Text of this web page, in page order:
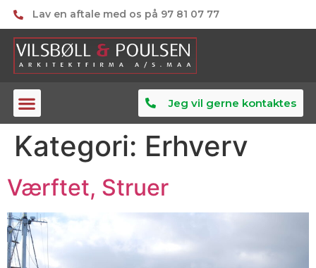
Lav en aftale med os på 97 81 07 77
Jeg vil gerne kontaktes
Kategori: Erhverv
Værftet, Struer